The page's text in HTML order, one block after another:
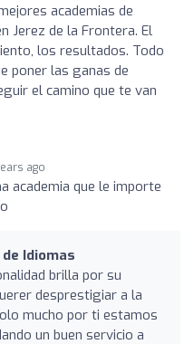
academias de
Jerez de la Frontera. El
los resultados. Todo
poner las ganas de
el camino que te van
ago
academia que le importe
Idiomas
brilla por su
desprestigiar a la
mucho por ti estamos
un buen servicio a